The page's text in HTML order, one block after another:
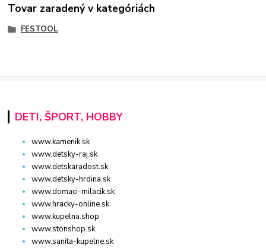
Tovar zaradený v kategóriách
FESTOOL
DETI, ŠPORT, HOBBY
www.kamenik.sk
www.detsky-raj.sk
www.detskaradost.sk
www.detsky-hrdina.sk
www.domaci-milacik.sk
www.hracky-online.sk
www.kupelna.shop
www.stonshop.sk
www.sanita-kupelne.sk